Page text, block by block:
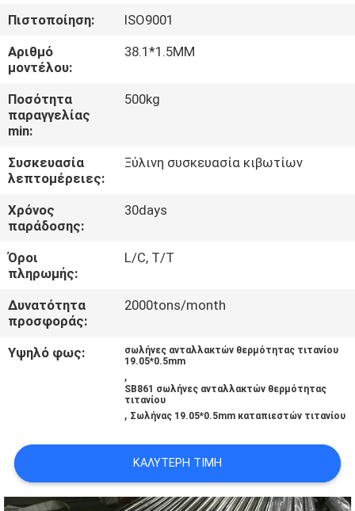
ΠΟΙΟΤΙΚΌΣ
ΈΛΕΓΧΟΣ
ΜΑΣ
ΕΛΆΤΕ
ΕΠΑΦΉ
ΜΕ
ΖΗΤΉΣΤΕ
ΈΝΑ
ΑΠΌΣΠΑΣΜΑ
SITEMAP
Πιστοποίηση:
ISO9001
Αριθμό
μοντέλου:
38.1*1.5MM
Ποσότητα
παραγγελίας
min:
500kg
Συσκευασία
λεπτομέρειες:
Ξύλινη συσκευασία κιβωτίων
Χρόνος
παράδοσης:
30days
Όροι
πληρωμής:
L/C, T/T
Δυνατότητα
προσφοράς:
2000tons/month
Υψηλό φως:
σωλήνες ανταλλακτών θερμότητας τιτανίου
19.05*0.5mm
,
SB861 σωλήνες ανταλλακτών θερμότητας
τιτανίου
, Σωλήνας 19.05*0.5mm καταπιεστών τιτανίου
ΚΑΛΎΤΕΡΗ ΤΙΜΉ